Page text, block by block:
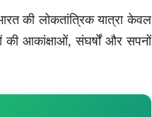
की लोकतांत्रिक यात्रा केवल
की आकांक्षाओं, संघर्षों और सपनों